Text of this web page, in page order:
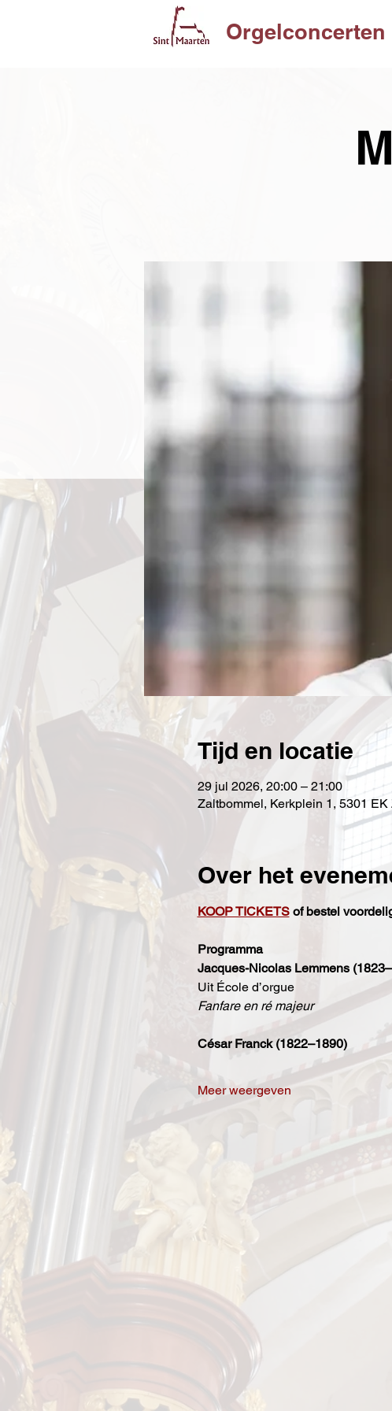
Tijd en locatie
29 jul 2026, 20:00 – 21:00
Zaltbommel, Kerkplein 1, 5301
Over het
KOOP TICKETS of bestel
Programma
Jacques-Nicolas Lemmens
Uit École d’orgue
Fanfare en ré majeur
César Franck (1822–1890)
Meer weergeven